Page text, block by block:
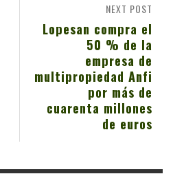
NEXT POST
Lopesan compra el
50 % de la
empresa de
multipropiedad Anfi
por más de
cuarenta millones
de euros